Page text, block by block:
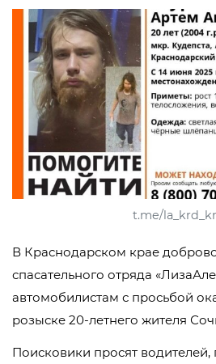
t.me/
В Краснодарском крае
спасательного отряда
автомобилистам с просьбой
розыске 20-летнего жителя
Поисковики просят